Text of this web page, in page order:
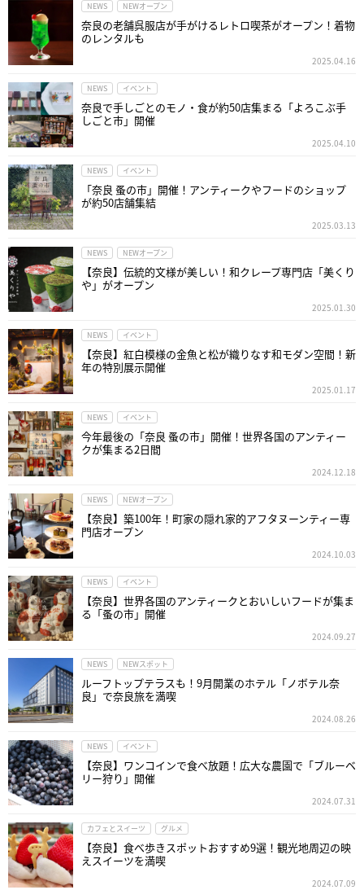
NEWS NEWオープン
奈良の老舗呉服店が手がけるレトロ喫茶がオープン！着物
のレンタルも
2025.04.16
NEWS イベント
奈良で手しごとのモノ・食が約50店集まる「よろこぶ手
しごと市」開催
2025.04.10
NEWS イベント
「奈良 蚤の市」開催！アンティークやフードのショップ
が約50店舗集結
2025.03.13
NEWS NEWオープン
【奈良】伝統的文様が美しい！和クレープ専門店「美くり
や」がオープン
2025.01.30
NEWS イベント
【奈良】紅白模様の金魚と松が織りなす和モダン空間！新
年の特別展示開催
2025.01.17
NEWS イベント
今年最後の「奈良 蚤の市」開催！世界各国のアンティー
クが集まる2日間
2024.12.18
NEWS NEWオープン
【奈良】築100年！町家の隠れ家的アフタヌーンティー専
門店オープン
2024.10.03
NEWS イベント
【奈良】世界各国のアンティークとおいしいフードが集ま
る「蚤の市」開催
2024.09.27
NEWS NEWスポット
ルーフトップテラスも！9月開業のホテル「ノボテル奈
良」で奈良旅を満喫
2024.08.26
NEWS イベント
【奈良】ワンコインで食べ放題！広大な農園で「ブルーベ
リー狩り」開催
2024.07.31
カフェとスイーツ グルメ
【奈良】食べ歩きスポットおすすめ9選！観光地周辺の映
えスイーツを満喫
2024.07.09